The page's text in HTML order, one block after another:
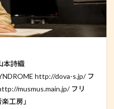
本詩織
http://dova-s.jp/ フ
musmus.main.jp/ フリ
工房」